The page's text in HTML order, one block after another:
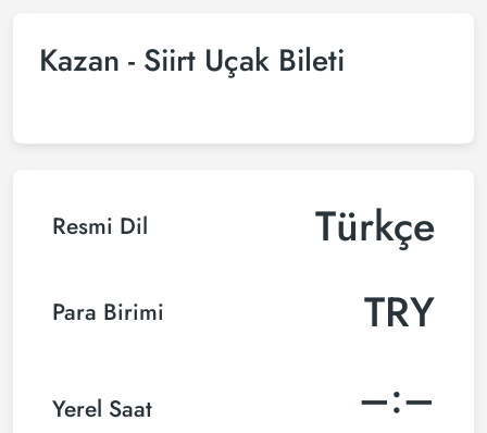
Kazan - Siirt Uçak Bileti
Resmi Dil Türkçe
Para Birimi TRY
Yerel Saat –:–